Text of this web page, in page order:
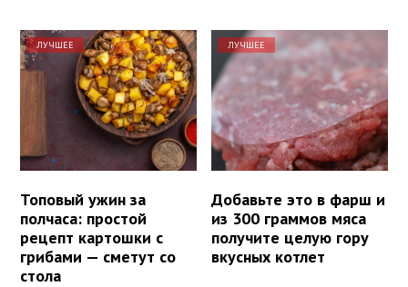
ЛУЧШЕЕ
Топовый ужин за
полчаса: простой
рецепт картошки с
грибами — сметут со
стола
ЛУЧШЕЕ
Добавьте это в фарш и
из 300 граммов мяса
получите целую гору
вкусных котлет